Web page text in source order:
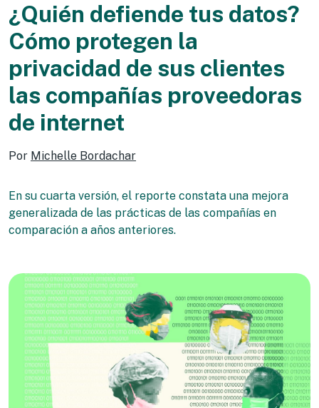
¿Quién defiende tus datos?
Cómo protegen la
privacidad de sus clientes
las compañías proveedoras
de internet
Por Michelle Bordachar
En su cuarta versión, el reporte constata una mejora
generalizada de las prácticas de las compañías en
comparación a años anteriores.